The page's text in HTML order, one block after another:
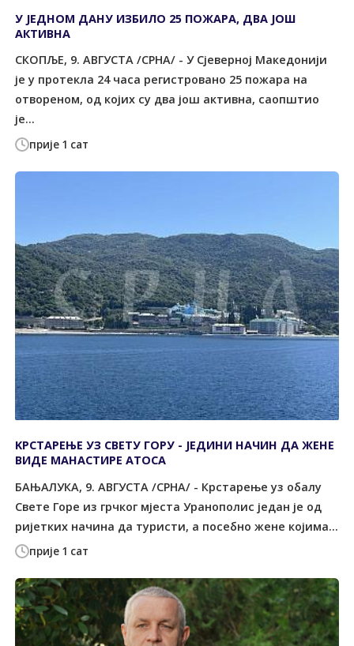
прије 1 сат
У ЈЕДНОМ ДАНУ ИЗБИЛО 25 ПОЖАРА, ДВА ЈОШ
АКТИВНА
СКОПЉЕ, 9. АВГУСТА /СРНА/ - У Сјеверној Македонији
је у протекла 24 часа регистровано 25 пожара на
отвореном, од којих су два још активна, саопштио
је...
прије 1 сат
KРСТАРЕЊЕ УЗ СВЕТУ ГОРУ - ЈЕДИНИ НАЧИН ДА ЖЕНЕ
ВИДЕ МАНАСТИРЕ АТОСА
БАЊАЛУКА, 9. АВГУСТА /СРНА/ - Крстарење уз обалу
Свете Горе из грчког мјеста Уранополис један је од
ријетких начина да туристи, а посебно жене којима...